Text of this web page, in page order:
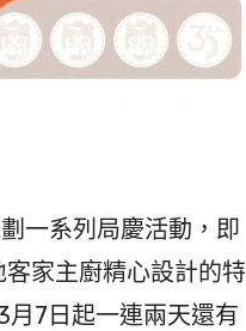
一系列局慶活動，即
家主廚精心設計的特
7日起一連兩天還有